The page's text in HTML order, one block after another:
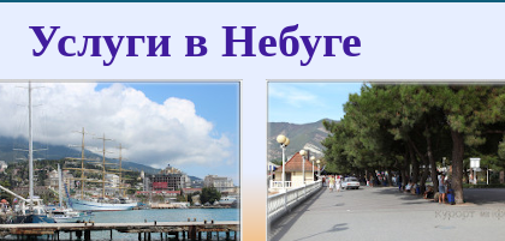
Услуги в Небуге